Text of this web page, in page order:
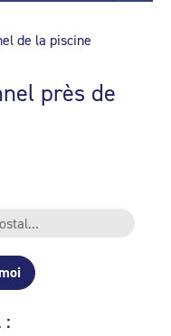
de la piscine
près de
: